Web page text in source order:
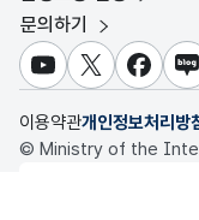
대전광역시 데이터포털
세종특별자치시 데이터
충청북도 데이터허브
식품의약품안전처 데이
교육통계서비스
문의하기
유튜브X 페이스
이용약관개인정보처리방
© Ministry of the